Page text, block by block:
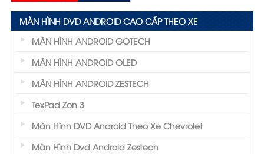
MÀN HÌNH DVD ANDROID CAO CẤP THEO XE
MÀN HÌNH ANDROID GOTECH
MÀN HÌNH ANDROID OLED
MÀN HÌNH ANDROID ZESTECH
TexPad Zon 3
Màn Hình DVD Android Theo Xe Chevrolet
Màn Hình Dvd Android Zestech